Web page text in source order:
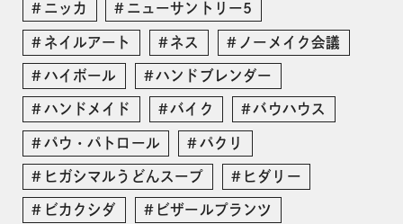
ニッカ ニューサントリー5
ネイルアート ネス ノーメイク会議
ハイボール ハンドブレンダー
ハンドメイド バイク バウハウス
パウ・パトロール パクリ
ヒガシマルうどんスープ ヒダリー
ビカクシダ ビザールプランツ